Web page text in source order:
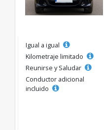
Igual a igual
Kilometraje limitado
Reunirse y Saludar
Conductor adicional
incluido